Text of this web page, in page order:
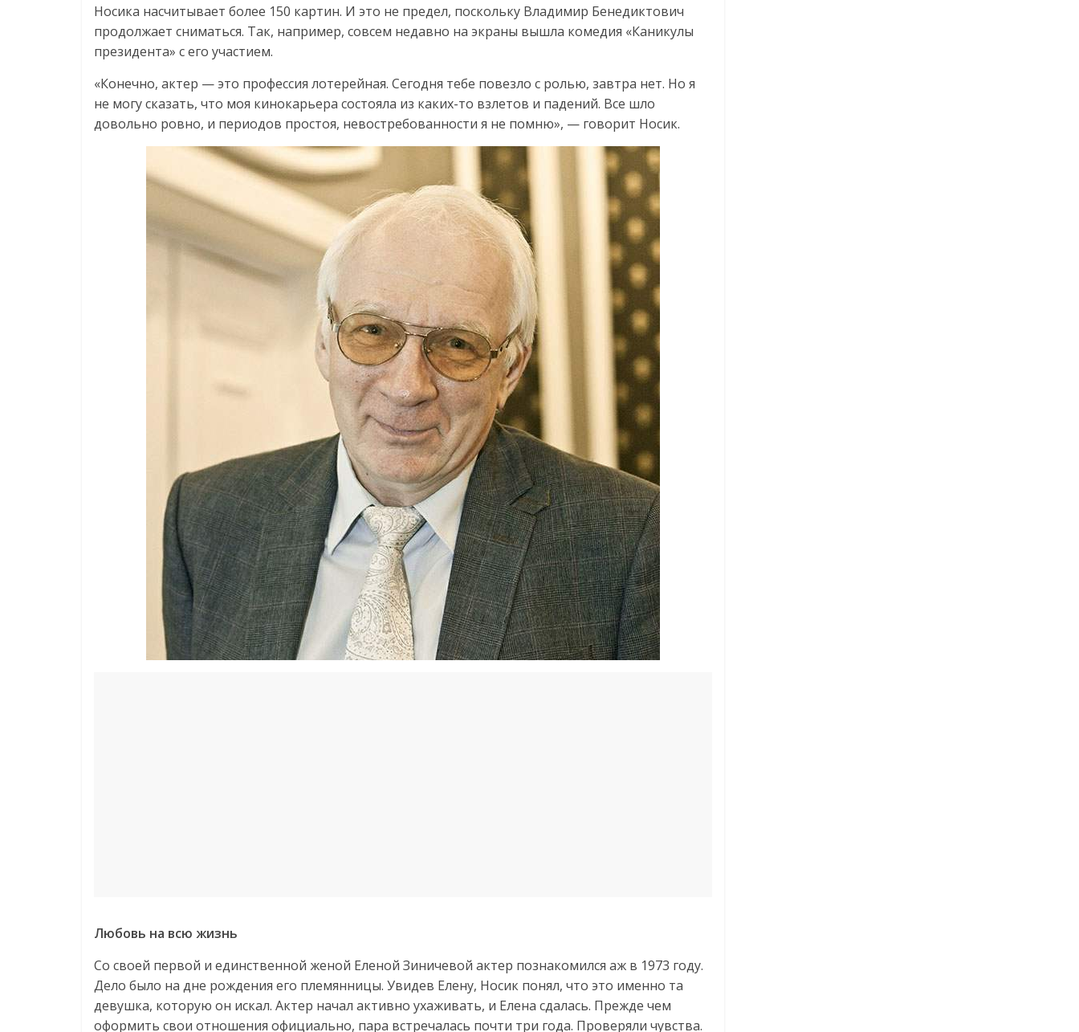
Носика насчитывает более 150 картин. И это не предел, поскольку Владимир Бенедиктович
продолжает сниматься. Так, например, совсем недавно на экраны вышла комедия «Каникулы
президента» с его участием.
«Конечно, актер — это профессия лотерейная. Сегодня тебе повезло с ролью, завтра нет. Но я
не могу сказать, что моя кинокарьера состояла из каких-то взлетов и падений. Все шло
довольно ровно, и периодов простоя, невостребованности я не помню», — говорит Носик.
Любовь на всю жизнь
Со своей первой и единственной женой Еленой Зиничевой актер познакомился аж в 1973 году.
Дело было на дне рождения его племянницы. Увидев Елену, Носик понял, что это именно та
девушка, которую он искал. Актер начал активно ухаживать, и Елена сдалась. Прежде чем
оформить свои отношения официально, пара встречалась почти три года. Проверяли чувства.